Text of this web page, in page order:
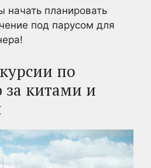
начать планировать
под парусом для
по
китами и